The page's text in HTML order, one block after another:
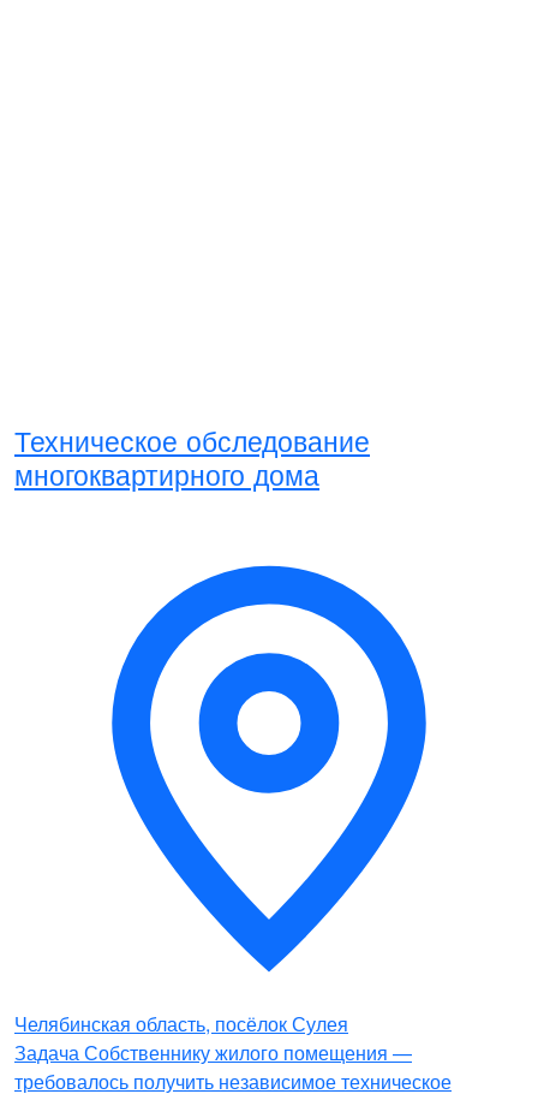
Техническое обследование
многоквартирного дома
Челябинская область, посёлок Сулея
Задача Собственнику жилого помещения —
требовалось получить независимое техническое